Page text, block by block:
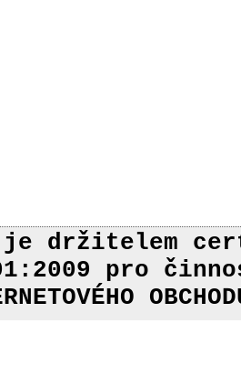
je držitelem
pro